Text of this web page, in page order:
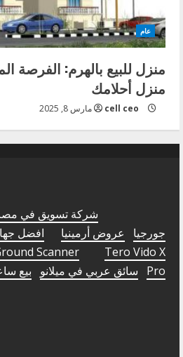
عام
منزل للبيع بالهرم: الفرصة
منزل أحلامك
cell ceo مارس 8, 2025
شركة تسويق في
جورجيا
عروض أرمينيا افضل
Scanner
Tero Vido X
Pro
سائق عربي في ميلانو بيع